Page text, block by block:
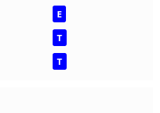
E
T
T